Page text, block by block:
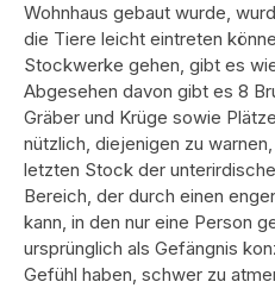
Wohnhaus gebaut wurde,
die Tiere leicht eintreten
Stockwerke gehen, gibt es
Abgesehen davon gibt es 8
Gräber und Krüge sowie
nützlich, diejenigen zu
letzten Stock der
Bereich, der durch einen
kann, in den nur eine Person
ursprünglich als Gefängnis
Gefühl haben, schwer zu